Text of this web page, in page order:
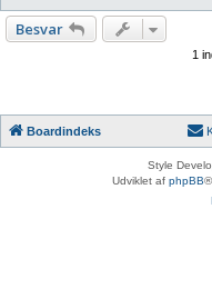
Besvar
1
Boardindeks
Style
Udviklet af phpBB